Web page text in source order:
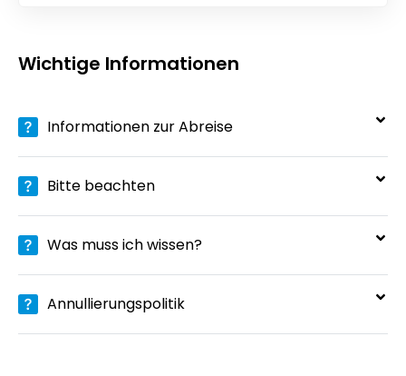
Wichtige Informationen
Informationen zur Abreise
Bitte beachten
Was muss ich wissen?
Annullierungspolitik